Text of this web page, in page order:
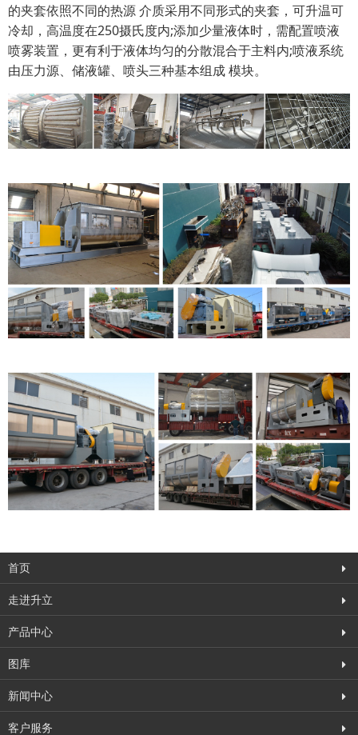
的夹套依照不同的热源 介质采用不同形式的夹套，可升温可
冷却，高温度在250摄氏度内;添加少量液体时，需配置喷液
喷雾装置，更有利于液体均匀的分散混合于主料内;喷液系统
由压力源、储液罐、喷头三种基本组成 模块。
首页
走进升立
产品中心
图库
新闻中心
客户服务